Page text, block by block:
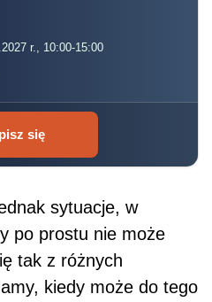
r., 10:00-15:00
się
sytuacje, w
po prostu nie może
tak z różnych
kiedy może do tego